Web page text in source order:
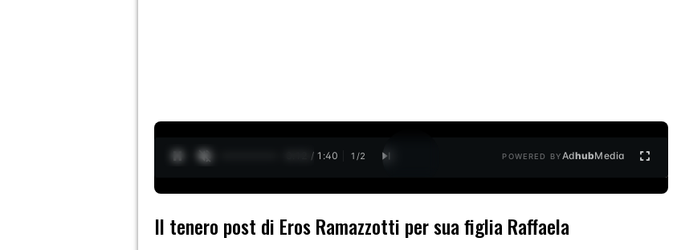
0:13 / 1:40 1 /2 POWERED BYAdhubMedia
Il tenero post di Eros Ramazzotti per sua figlia Raffaela